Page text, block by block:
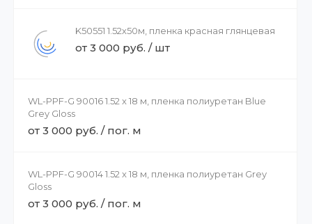
K50551 1.52х50м, пленка красная глянцевая
от 3 000 руб. / шт
WL-PPF-G 90016 1.52 x 18 м, пленка полиуретан Blue
Grey Gloss
от 3 000 руб. / пог. м
WL-PPF-G 90014 1.52 x 18 м, пленка полиуретан Grey
Gloss
от 3 000 руб. / пог. м